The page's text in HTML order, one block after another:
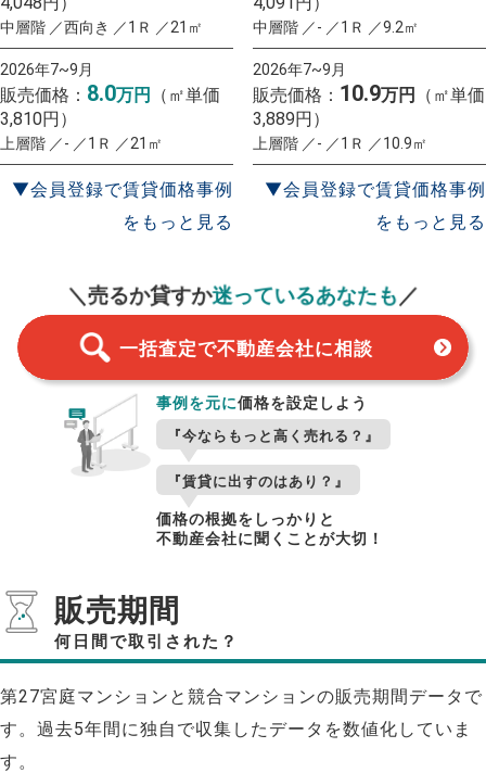
中層階 ／西向き ／1Ｒ ／21㎡
2026年7~9月
販売価格： 8.0万円
（㎡単価
3,810円）
上層階 ／- ／1Ｒ ／21㎡
▼会員登録で賃貸価格事例
をもっと見る
中層階 ／- ／1Ｒ ／9.2㎡
2026年7~9月
販売価格： 10.9万円
（㎡単価
3,889円）
上層階 ／- ／1Ｒ ／10.9㎡
▼会員登録で賃貸価格事例
をもっと見る
＼売るか貸すか迷っているあなたも／
一括査定で不動産会社に相談
事例を元に価格を設定しよう
『今ならもっと高く売れる？』
『賃貸に出すのはあり？』
価格の根拠をしっかりと
不動産会社に聞くことが大切！
販売期間
何日間で取引された？
第27宮庭マンションと競合マンションの販売期間データで
す。過去5年間に独自で収集したデータを数値化していま
す。